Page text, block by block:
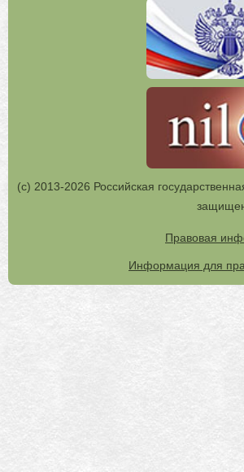
(с) 2013-2026 Российская
Правовая
Информация для